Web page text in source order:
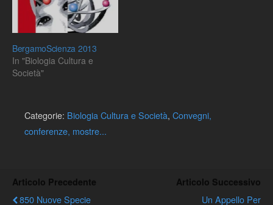
BergamoScienza 2013
In "Biologia Cultura e
Società"
Categorie: Biologia Cultura e Società, Convegni,
conferenze, mostre...
Articolo Precedente
850 Nuove Specie
Articolo Successivo
Un Appello Per